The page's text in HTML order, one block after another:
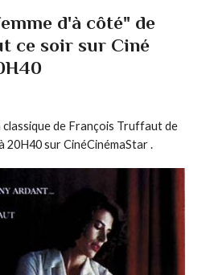
d'à côté" de
ce soir sur Ciné
classique de François Truffaut de
20H40 sur CinéCinémaStar .